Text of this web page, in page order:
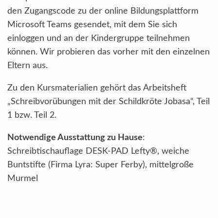
den Zugangscode zu der online Bildungsplattform
Microsoft Teams gesendet, mit dem Sie sich
einloggen und an der Kindergruppe teilnehmen
können. Wir probieren das vorher mit den einzelnen
Eltern aus.
Zu den Kursmaterialien gehört das Arbeitsheft
„Schreibvorübungen mit der Schildkröte Jobasa“, Teil
1 bzw. Teil 2.
Notwendige Ausstattung zu Hause:
Schreibtischauflage DESK-PAD Lefty®, weiche
Buntstifte (Firma Lyra: Super Ferby), mittelgroße
Murmel